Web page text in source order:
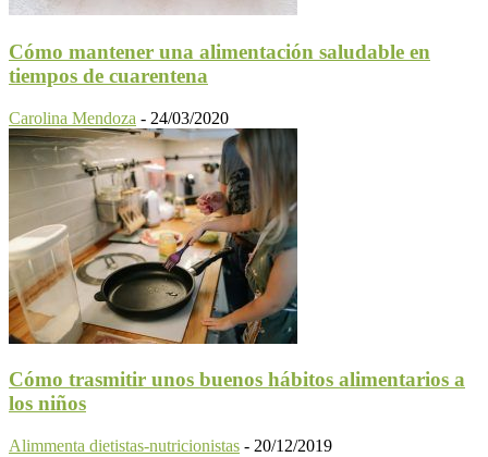
Cómo mantener una alimentación saludable en
tiempos de cuarentena
Carolina Mendoza - 24/03/2020
Cómo trasmitir unos buenos hábitos alimentarios a
los niños
Alimmenta dietistas-nutricionistas - 20/12/2019